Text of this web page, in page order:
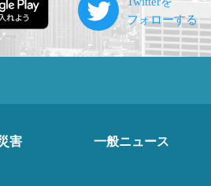
害 一般ニュース